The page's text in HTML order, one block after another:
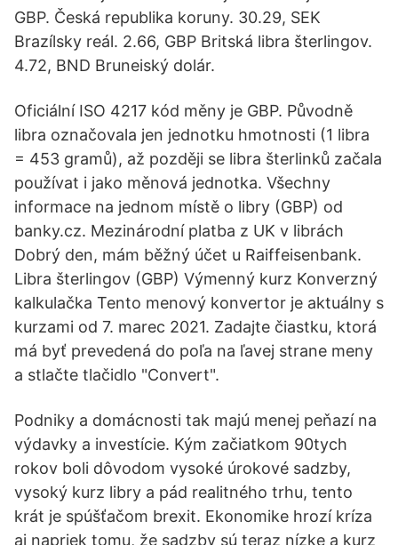
GBP. Česká republika koruny. 30.29, SEK
Brazílsky reál. 2.66, GBP Britská libra šterlingov.
4.72, BND Bruneiský dolár.
Oficiální ISO 4217 kód měny je GBP. Původně
libra označovala jen jednotku hmotnosti (1 libra
= 453 gramů), až později se libra šterlinků začala
používat i jako měnová jednotka. Všechny
informace na jednom místě o libry (GBP) od
banky.cz. Mezinárodní platba z UK v librách
Dobrý den, mám běžný účet u Raiffeisenbank.
Libra šterlingov (GBP) Výmenný kurz Konverzný
kalkulačka Tento menový konvertor je aktuálny s
kurzami od 7. marec 2021. Zadajte čiastku, ktorá
má byť prevedená do poľa na ľavej strane meny
a stlačte tlačidlo "Convert".
Podniky a domácnosti tak majú menej peňazí na
výdavky a investície. Kým začiatkom 90tych
rokov boli dôvodom vysoké úrokové sadzby,
vysoký kurz libry a pád realitného trhu, tento
krát je spúšťačom brexit. Ekonomike hrozí kríza
aj napriek tomu, že sadzby sú teraz nízke a kurz